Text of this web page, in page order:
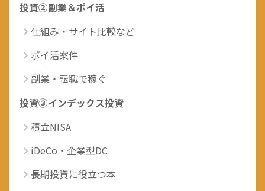
投資②副業＆ポイ活
仕組み・サイト比較など
ポイ活案件
副業・転職で稼ぐ
投資③インデックス投資
積立NISA
iDeCo・企業型DC
長期投資に役立つ本